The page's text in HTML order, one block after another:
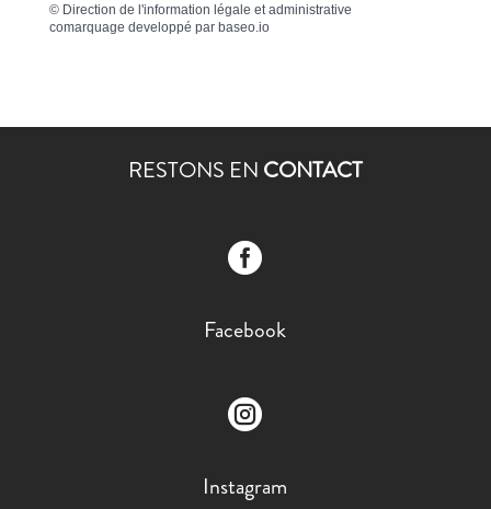
© Direction de l'information légale et administrative
comarquage developpé par baseo.io
RESTONS EN CONTACT

Facebook

Instagram